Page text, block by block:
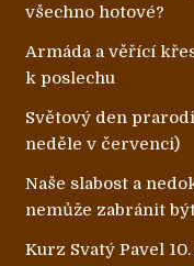
všechno hotové?
Armáda a věřící
k poslechu
Světový den
neděle v červenci)
Naše slabost a
nemůže zabránit
Kurz Svatý Pavel